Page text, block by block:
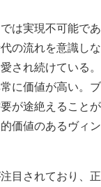
は実現不可能で
の流れを意識し
され続けている
に価値が高い。
が途絶えること
価値のあるヴィ
目されており、